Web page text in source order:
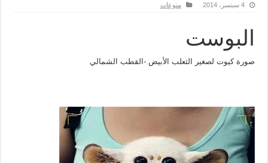
4 سبتمبر، 2014 منوعات
البوست
صورة كيوت لصغير الثعلب الأبيض -القطب الشمالي